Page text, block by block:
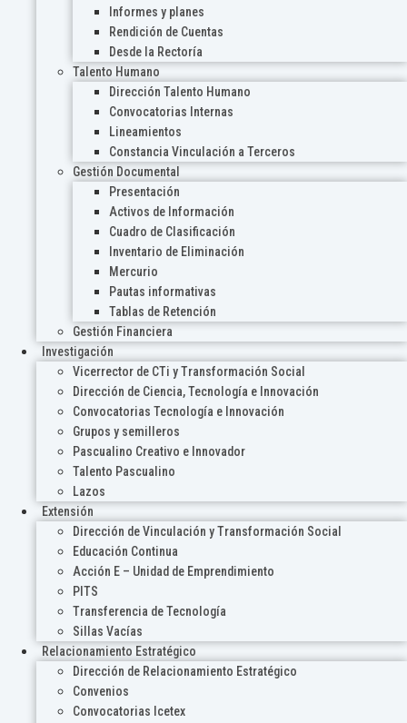
Informes y planes
Rendición de Cuentas
Desde la Rectoría
Talento Humano
Dirección Talento Humano
Convocatorias Internas
Lineamientos
Constancia Vinculación a Terceros
Gestión Documental
Presentación
Activos de Información
Cuadro de Clasificación
Inventario de Eliminación
Mercurio
Pautas informativas
Tablas de Retención
Gestión Financiera
Investigación
Vicerrector de CTi y Transformación Social
Dirección de Ciencia, Tecnología e Innovación
Convocatorias Tecnología e Innovación
Grupos y semilleros
Pascualino Creativo e Innovador
Talento Pascualino
Lazos
Extensión
Dirección de Vinculación y Transformación Social
Educación Continua
Acción E – Unidad de Emprendimiento
PITS
Transferencia de Tecnología
Sillas Vacías
Relacionamiento Estratégico
Dirección de Relacionamiento Estratégico
Convenios
Convocatorias Icetex